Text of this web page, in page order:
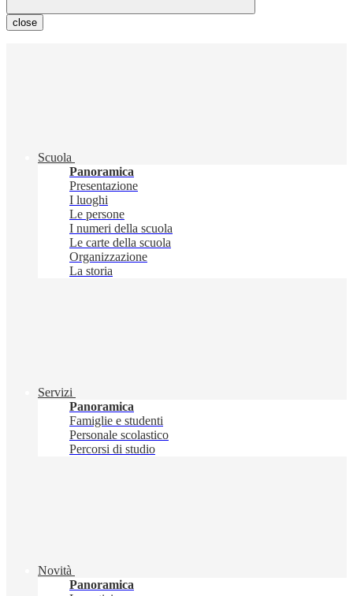
close
Scuola
Panoramica
Presentazione
I luoghi
Le persone
I numeri della scuola
Le carte della scuola
Organizzazione
La storia
Servizi
Panoramica
Famiglie e studenti
Personale scolastico
Percorsi di studio
Novità
Panoramica